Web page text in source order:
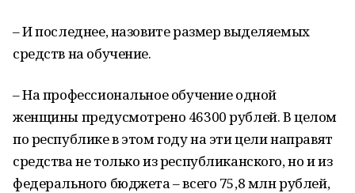
– И последнее, назовите размер выделяемых
средств на обучение.
– На профессиональное обучение одной
женщины предусмотрено 46300 рублей. В целом
по республике в этом году на эти цели направят
средства не только из республиканского, но и из
федерального бюджета – всего 75,8 млн рублей,